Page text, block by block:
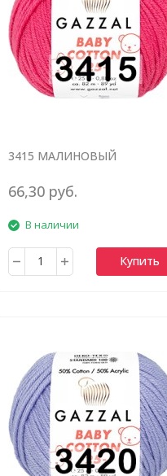
3415 МАЛИНОВЫЙ
66,30 руб.
В наличии
Купить